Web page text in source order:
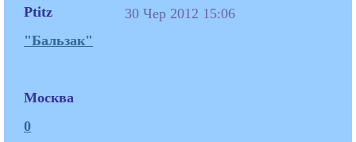
Ptitz
"Бальзак"
Москва
0
30 Чер 2012 15:06